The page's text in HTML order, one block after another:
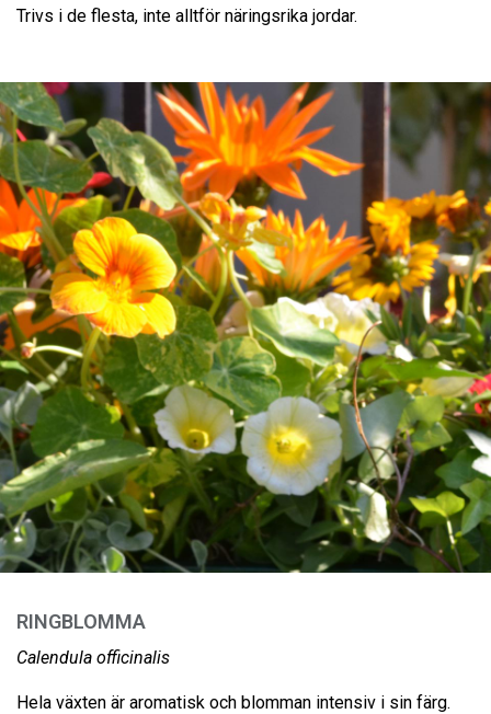
Trivs i de flesta, inte alltför näringsrika jordar.
RINGBLOMMA
Calendula officinalis
Hela växten är aromatisk och blomman intensiv i sin färg.